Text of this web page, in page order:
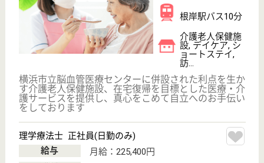
サービス提供責任者 正社員(日勤のみ)
月給：188,000円〜206,000円
サービス提供責任者
休み多め 未経験OK
土日休み
詳細を見る WEB問合せ
職種
介護職
休み多め 未経験OK
住宅手当あり